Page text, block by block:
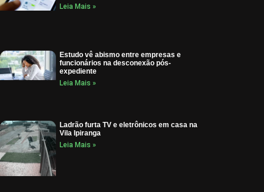
Leia Mais »
Estudo vê abismo entre empresas e
funcionários na desconexão pós-
expediente
Leia Mais »
Ladrão furta TV e eletrônicos em casa na
Vila Ipiranga
Leia Mais »